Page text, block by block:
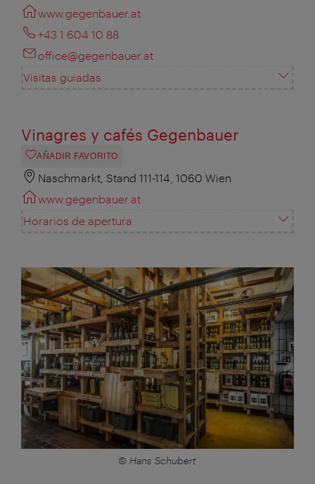
www.gegenbauer.at
+43 1 604 10 88
office@gegenbauer.at
Visitas guiadas
Vinagres y cafés Gegenbauer
AÑADIR FAVORITO
Naschmarkt, Stand 111-114, 1060 Wien
www.gegenbauer.at
Horarios de apertura
© Hans Schubert